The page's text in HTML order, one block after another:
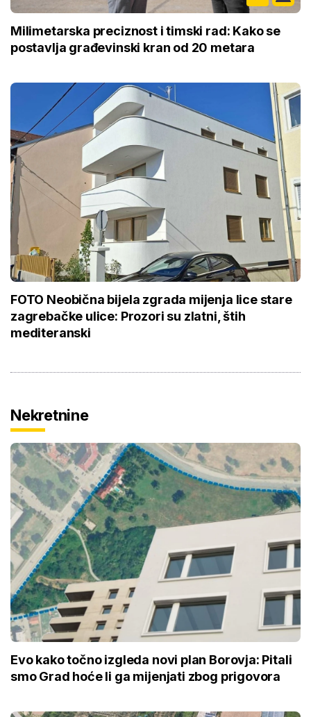
Milimetarska preciznost i timski rad: Kako se
postavlja građevinski kran od 20 metara
FOTO Neobična bijela zgrada mijenja lice stare
zagrebačke ulice: Prozori su zlatni, štih
mediteranski
Nekretnine
Evo kako točno izgleda novi plan Borovja: Pitali
smo Grad hoće li ga mijenjati zbog prigovora